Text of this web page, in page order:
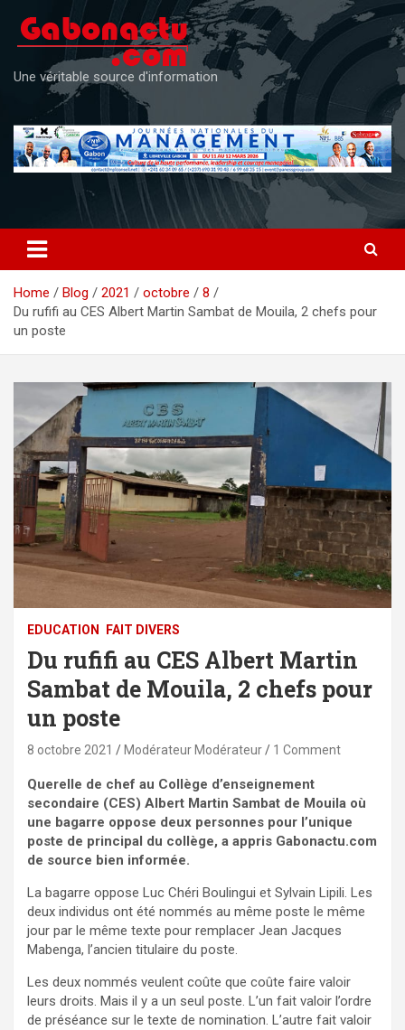
content
Une véritable source d'information
Home Blog 2021 octobre
8
Du rufifi au CES Albert Martin Sambat de Mouila, 2 chefs pour
un poste
EDUCATION FAIT DIVERS
Du rufifi au CES Albert Martin
Sambat de Mouila, 2 chefs pour
un poste
8 octobre 2021 Modérateur Modérateur 1 Comment
Querelle de chef au Collège d’enseignement
secondaire (CES) Albert Martin Sambat de Mouila où
une bagarre oppose deux personnes pour l’unique
poste de principal du collège, a appris Gabonactu.com
de source bien informée.
La bagarre oppose Luc Chéri Boulingui et Sylvain Lipili. Les
deux individus ont été nommés au même poste le même
jour par le même texte pour remplacer Jean Jacques
Mabenga, l’ancien titulaire du poste.
Les deux nommés veulent coûte que coûte faire valoir
leurs droits. Mais il y a un seul poste. L’un fait valoir l’ordre
de préséance sur le texte de nomination. L’autre fait valoir